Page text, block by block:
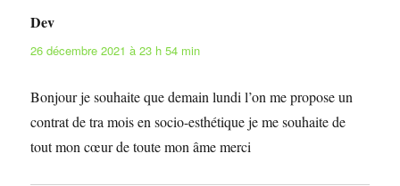
Dev
26 décembre 2021 à 23 h 54 min
Bonjour je souhaite que demain lundi l’on me propose un
contrat de tra mois en socio-esthétique je me souhaite de
tout mon cœur de toute mon âme merci